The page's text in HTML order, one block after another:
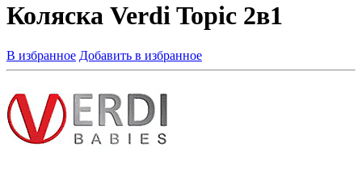
Коляска Verdi Topic 2в1
В избранное Добавить в избранное